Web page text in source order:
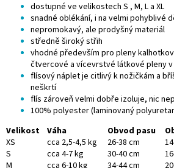
dostupné ve velikostech S , M, L a XL
snadné oblékání, i na velmi pohyblivé
nepromokavý, ale prodyšný materiál
středně široký střih
vhodné především pro pleny
čtvercové a vícevrstvé látkové pleny
flísový náplet je citlivý k nožičkám a
neškrtí
flís zároveň velmi dobře izoluje, nic
100% polyester (laminovaný
Velikost Váha Obvod pasu
XS
cca 2,5-4,5 kg 26-38 cm
S
cca 4-7 kg 30-40 cm